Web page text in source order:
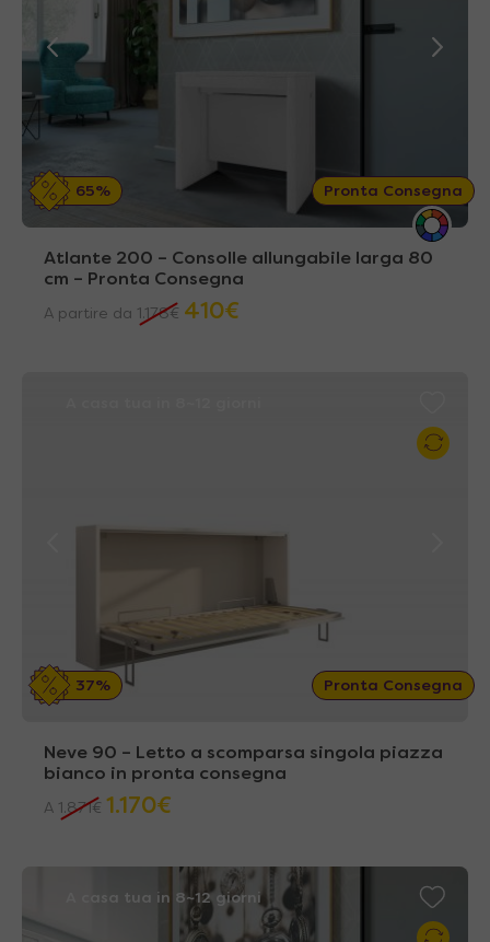
Pronta Consegna
65%
Atlante 200 – Consolle allungabile larga 80
cm – Pronta Consegna
A partire da 1.178€ 410€
Pronta Consegna
37%
Neve 90 – Letto a scomparsa singola piazza
bianco in pronta consegna
A 1.871€ 1.170€
A casa tua in 8~12 giorni